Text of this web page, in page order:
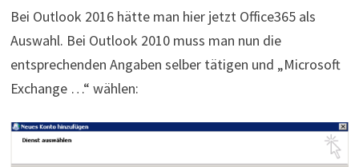
Bei Outlook 2016 hätte man hier jetzt Office365 als
Auswahl. Bei Outlook 2010 muss man nun die
entsprechenden Angaben selber tätigen und „Microsoft
Exchange …“ wählen: